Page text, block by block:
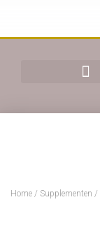
Home / Supplementen /